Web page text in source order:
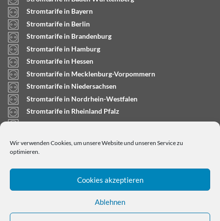
Wir verwenden Cookies, um unsere Website und unseren Service zu
optimieren.
Cookies akzeptieren
Ablehnen
Stromtarife in Bayern
Stromtarife in Berlin
Stromtarife in Brandenburg
Stromtarife in Hamburg
Stromtarife in Hessen
Stromtarife in Mecklenburg-Vorpommern
Stromtarife in Niedersachsen
Stromtarife in Nordrhein-Westfalen
Stromtarife in Rheinland Pfalz
Stromtarife in Saarland
Stromtarife in Schleswig-Holstein